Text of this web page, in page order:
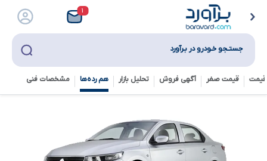
۱
جستـجو خـودرو در بـرآورد
قیمت صفر آگهی فروش تحلیل بازار هم رده‌ها‌ مشخصات فنی